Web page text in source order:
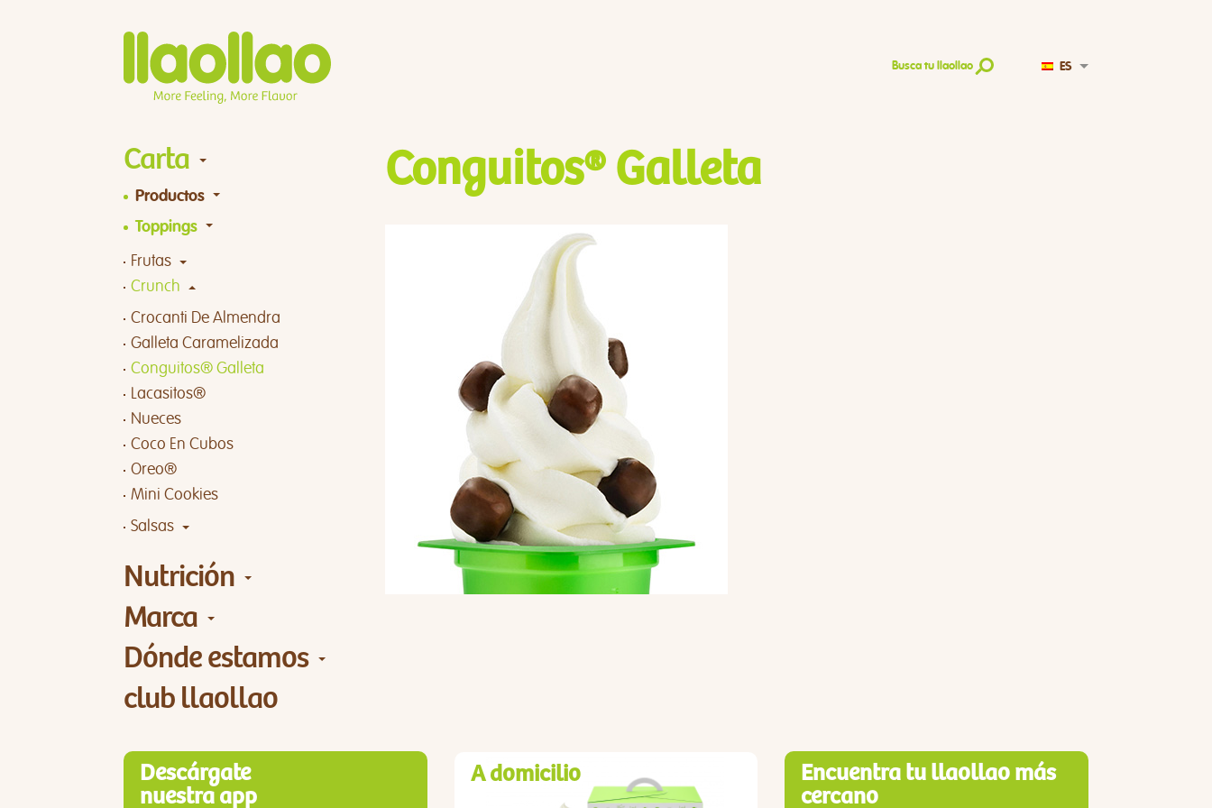
Busca tu llaollao ES
Carta
Productos
Toppings
Frutas
Crunch
Crocanti De Almendra
Galleta Caramelizada
Conguitos® Galleta
Lacasitos®
Nueces
Coco En Cubos
Oreo®
Mini Cookies
Salsas
Nutrición
Marca
Dónde estamos
club llaollao
Conguitos® Galleta
Descárgate
nuestra app
A domicilio
Encuentra tu llaollao más
cercano